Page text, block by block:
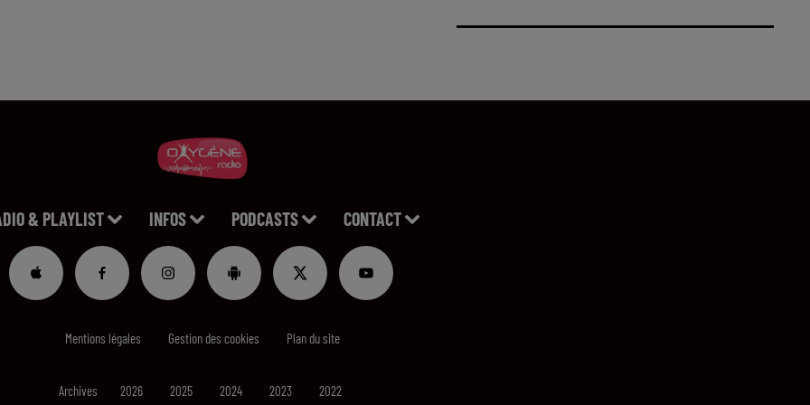
& PLAYLIST INFOS PODCASTS CONTACT
Mentions légales Gestion des cookies Plan du site
Archives 2026 2025 2024 2023 2022